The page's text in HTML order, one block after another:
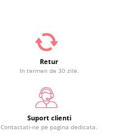
Retur
In termen de 30 zile.
Suport clienti
Contactati-ne pe pagina dedicata.